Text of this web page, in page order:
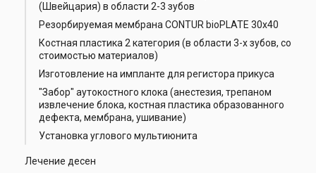
(Швейцария) в области 2-3 зубов
Резорбируемая мембрана CONTUR bioPLATE 30x40
Костная пластика 2 категория (в области 3-х зубов, со
стоимостью материалов)
Изготовление на импланте для регистора прикуса
"Забор" аутокостного клока (анестезия, трепаном
извлечение блока, костная пластика образованного
дефекта, мембрана, ушивание)
Установка углового мультиюнита
Лечение десен